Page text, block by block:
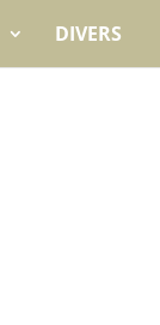
DIVERS